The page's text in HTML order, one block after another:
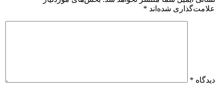
علامت‌گذاری شده‌اند *
دیدگاه *